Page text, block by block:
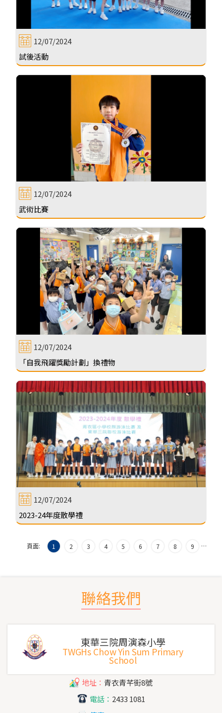
12/07/2024
試後活動
12/07/2024
武術比賽
12/07/2024
「自我飛躍獎勵計劃」換禮物
12/07/2024
2023-24年度散學禮
頁面: 1 2 3 4 5 6 7 8 9 …
聯絡我們
東華三院周演森小學
TWGHs Chow Yin Sum Primary
School
地址： 青衣青芊街8號
電話： 2433 1081